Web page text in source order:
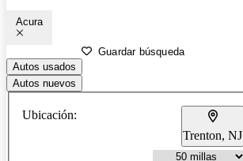
Acura
Guardar búsqueda
Autos usados
Autos nuevos
Ubicación:
Trenton, NJ